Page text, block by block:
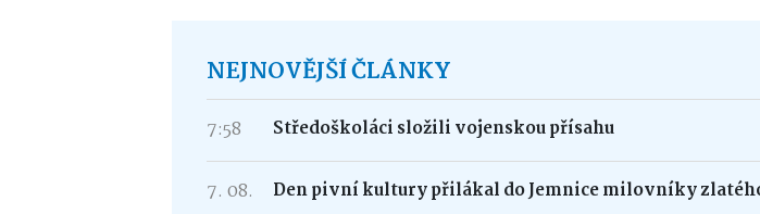
NEJNOVĚJŠÍ ČLÁNKY
7:58 Středoškoláci složili vojenskou přísahu
7. 08. Den pivní kultury přilákal do Jemnice milovníky